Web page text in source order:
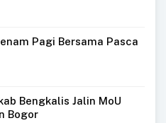
Pagi Bersama Pasca
Bengkalis Jalin MoU
Bogor